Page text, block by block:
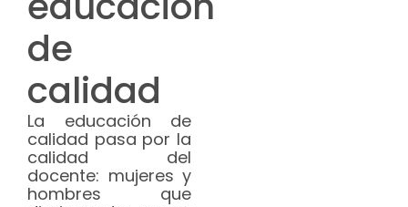
de
calidad
La educación de
calidad pasa por la
calidad del
docente: mujeres y
hombres que